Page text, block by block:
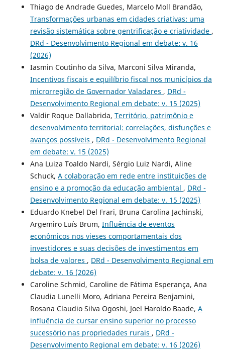
Thiago de Andrade Guedes, Marcelo Moll Brandão,
Transformações urbanas em cidades criativas: uma
revisão sistemática sobre gentrificação e criatividade ,
DRd - Desenvolvimento Regional em debate: v. 16
(2026)
Iasmin Coutinho da Silva, Marconi Silva Miranda,
Incentivos fiscais e equilíbrio fiscal nos municípios da
microrregião de Governador Valadares , DRd -
Desenvolvimento Regional em debate: v. 15 (2025)
Valdir Roque Dallabrida, Território, patrimônio e
desenvolvimento territorial: correlações, disfunções e
avanços possíveis , DRd - Desenvolvimento Regional
em debate: v. 15 (2025)
Ana Luiza Toaldo Nardi, Sérgio Luiz Nardi, Aline
Schuck, A colaboração em rede entre instituições de
ensino e a promoção da educação ambiental , DRd -
Desenvolvimento Regional em debate: v. 15 (2025)
Eduardo Knebel Del Frari, Bruna Carolina Jachinski,
Argemiro Luís Brum, Influência de eventos
econômicos nos vieses comportamentais dos
investidores e suas decisões de investimentos em
bolsa de valores , DRd - Desenvolvimento Regional em
debate: v. 16 (2026)
Caroline Schmid, Caroline de Fátima Esperança, Ana
Claudia Lunelli Moro, Adriana Pereira Benjamini,
Rosana Claudio Silva Ogoshi, Joel Haroldo Baade, A
influência de cursar ensino superior no processo
sucessório nas propriedades rurais , DRd -
Desenvolvimento Regional em debate: v. 16 (2026)